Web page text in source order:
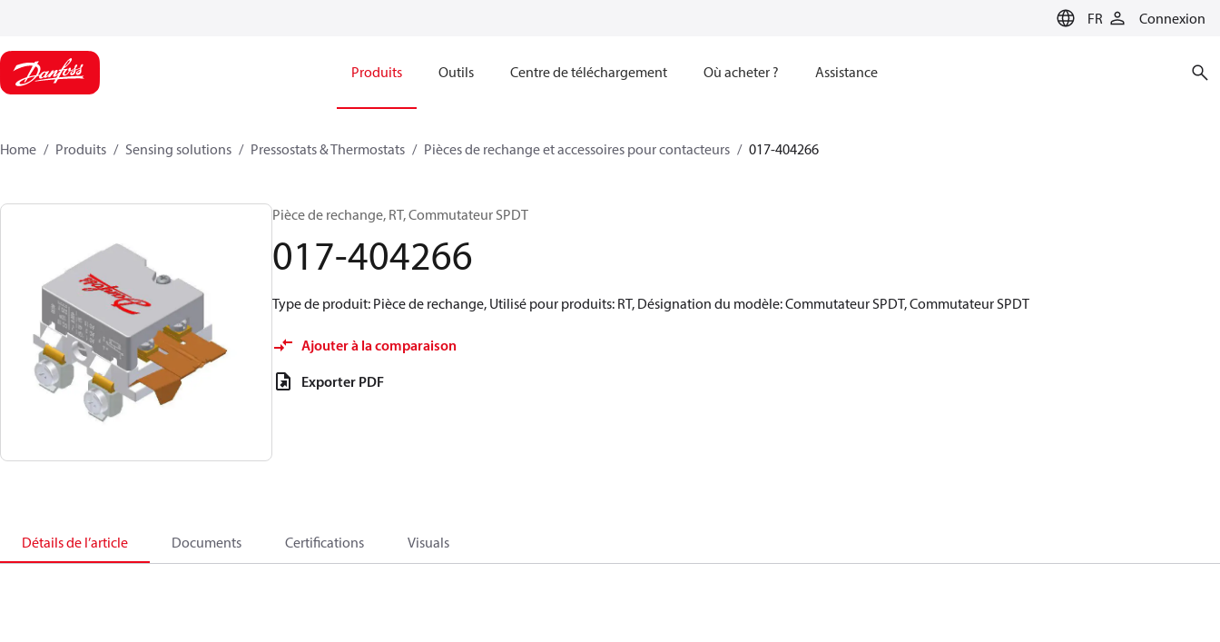
FR Connexion
Produits Outils Centre de téléchargement Où acheter ? Assistance
Home Produits Sensing solutions Pressostats & Thermostats Pièces de rechange et accessoires pour contacteurs 017-404266
Pièce de rechange, RT, Commutateur SPDT
017-404266
Type de produit: Pièce de rechange, Utilisé pour produits: RT, Désignation du modèle: Commutateur SPDT, Commutateur SPDT
Ajouter à la comparaison
Exporter PDF
Détails de l’article Documents Certifications Visuals